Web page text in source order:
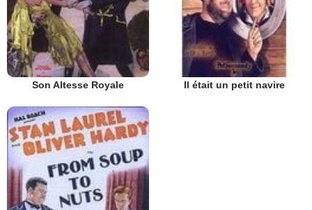
Son Altesse Royale Il était un petit navire